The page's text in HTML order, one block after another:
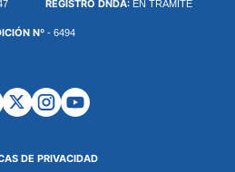
REGISTRO DNDA: EN TRÁMITE
Nº - 6494
DE PRIVACIDAD